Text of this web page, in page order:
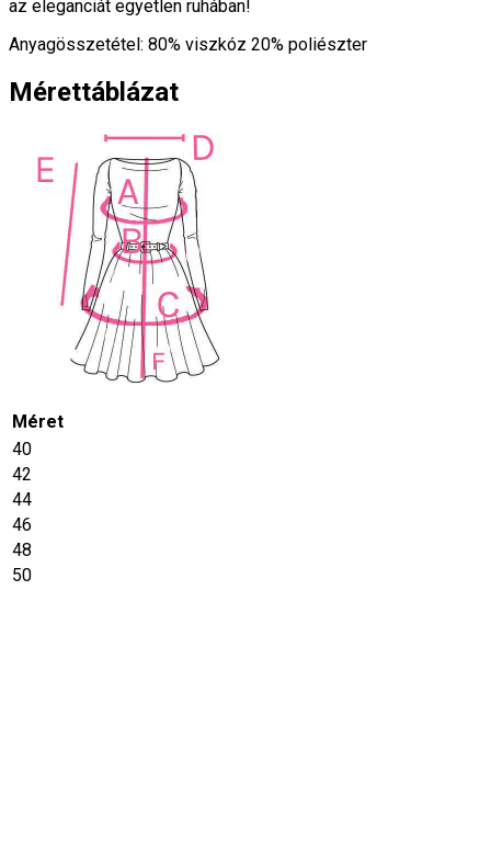
az eleganciát egyetlen ruhában!
Anyagösszetétel: 80% viszkóz 20% poliészter
Mérettáblázat
Méret
40
42
44
46
48
50